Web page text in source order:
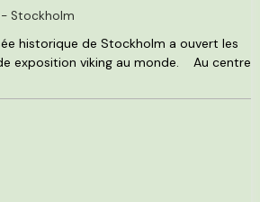
Stockholm
historique de Stockholm a ouvert les
exposition viking au monde. Au centre